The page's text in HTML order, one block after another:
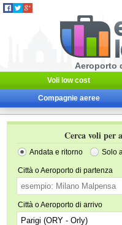
Aeroporto
Voli low cost
Compagnie aeree
Cerca voli per
Andata e ritorno Solo
Città o Aeroporto di partenza
Città o Aeroporto di arrivo